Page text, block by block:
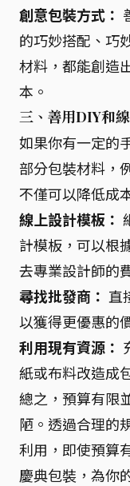
創意包裝方式：
的巧妙搭配、巧
材料，都能創造
本。
三、善用DIY和
如果你有一定的
部分包裝材料，
不僅可以降低成
線上設計模板：
計模板，可以根
去專業設計師的
尋找批發商： 直
以獲得更優惠的
利用現有資源：
紙或布料改造成
總之，預算有限
陋。透過合理的
利用，即使預算
慶典包裝，為你